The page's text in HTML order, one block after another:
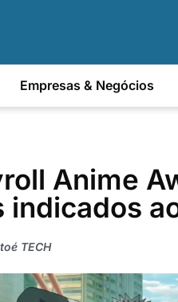
Empresas & Negócios
Anime
indicados
TECH